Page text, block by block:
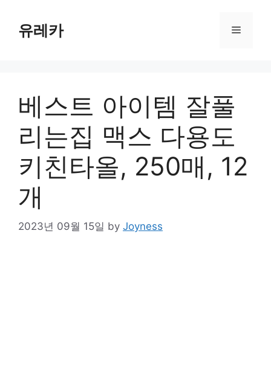
content유레카 Menu
베스트 아이템 잘풀
리는집 맥스 다용도
키친타올, 250매, 12
개
2023년 09월 15일 by Joyness